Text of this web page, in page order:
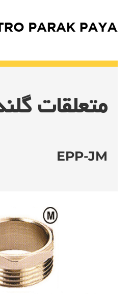
متعلقات
EPP-JM